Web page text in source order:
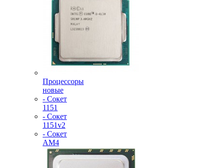
Процессоры
новые
- Сокет
1151
- Сокет
1151v2
- Сокет
AM4